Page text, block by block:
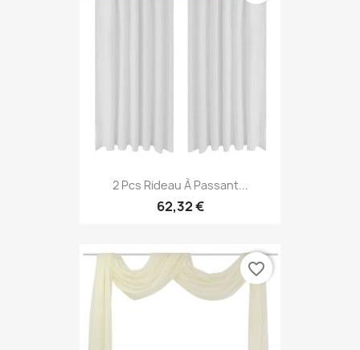
2 Pcs Rideau À Passant...
62,32 €
favorite_border